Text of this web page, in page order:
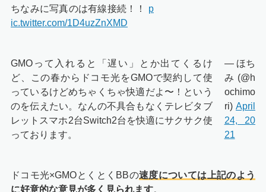
ちなみに写真のは有線接続！！ p
ic.twitter.com/1D4uzZnXMD
GMOって入れると「遅い」とか出てくるけ
ど、この春からドコモ光をGMOで契約して使
っているけどめちゃくちゃ快適だよ〜！という
のを伝えたい。なんの不具合もなくテレビタブ
レットスマホ2台Switch2台を快適にサクサク使
っております。
— ほち
み (@h
ochimo
ri) April
24, 20
21
ドコモ光×GMOとくとくBBの速度については上記のよう
に好意的な意見が多く見られます。